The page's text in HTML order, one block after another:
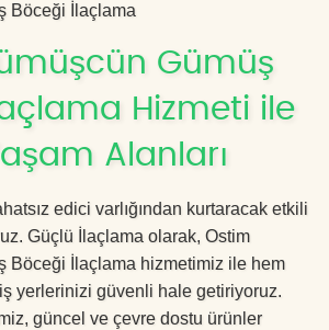
Böceği İlaçlama
Gümüş
Hizmeti ile
Alanları
edici varlığından kurtaracak etkili
Güçlü İlaçlama olarak, Ostim
Böceği İlaçlama hizmetimiz ile hem
yerlerinizi güvenli hale getiriyoruz.
güncel ve çevre dostu ürünler